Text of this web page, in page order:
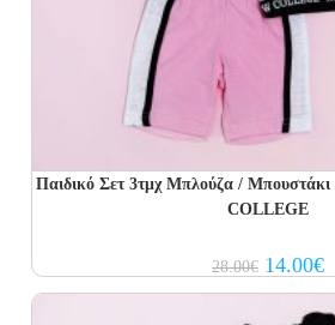
Παιδικό Σετ 3τμχ Μπλούζα /
COLLEGE
28.00€ Original
price
was:
28.00€.
14.00€